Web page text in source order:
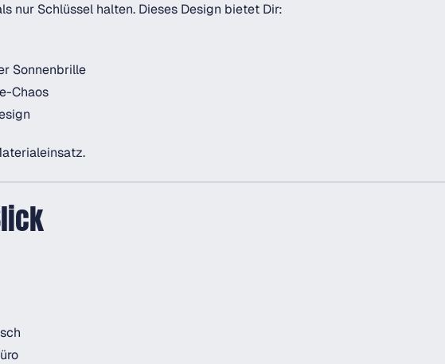
nur Schlüssel halten. Dieses Design bietet Dir:
Sonnenbrille
Chaos